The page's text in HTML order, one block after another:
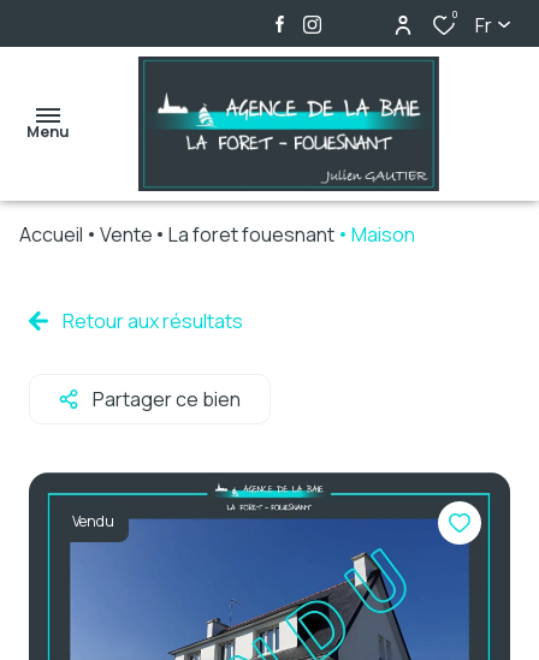
0 Fr
Menu
ventes
e-mail
Accueil Vente La foret fouesnant Maison
Retour aux résultats
Partager ce bien
Vendu